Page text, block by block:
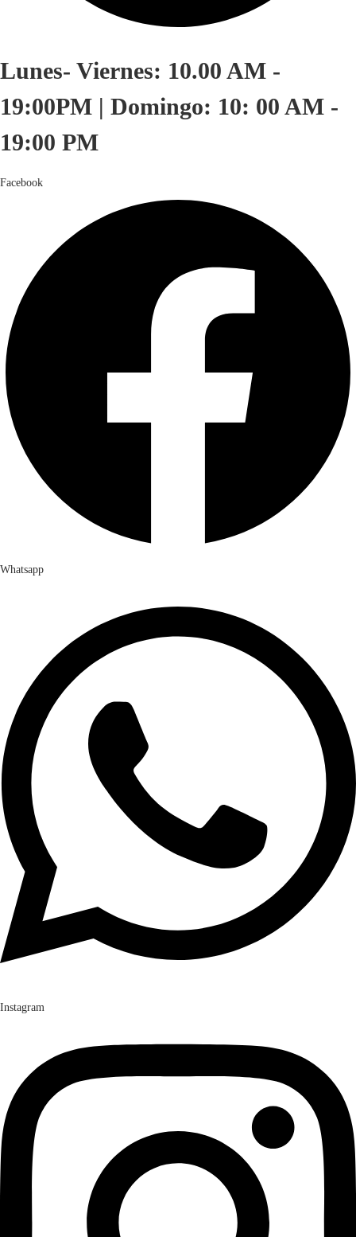
Lunes- Viernes: 10.00 AM -
19:00PM | Domingo: 10: 00 AM -
19:00 PM
Facebook
Whatsapp
Instagram